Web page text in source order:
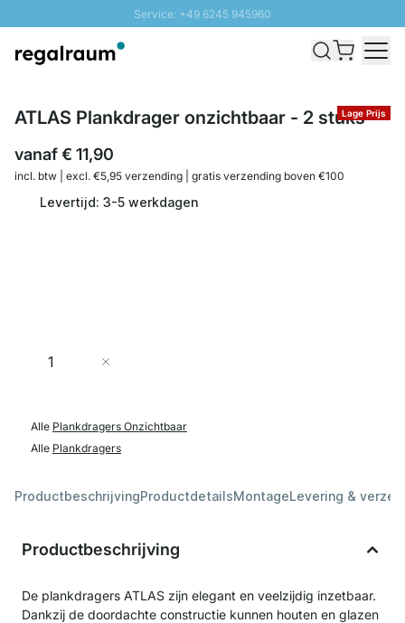
Service: +49 6245 945960
Snelle levering - Gratis verzending vanaf €100
Lage Prijs
ATLAS Plankdrager onzichtbaar - 2 stuks
vanaf€ 11,90
incl. btw | excl. €5,95 verzending | gratis verzending boven €100
Levertijd: 3-5 werkdagen
Aantal
Alle Plankdragers Onzichtbaar
Alle Plankdragers
ProductbeschrijvingProductdetailsMontageLevering &
Productbeschrijving
De plankdragers ATLAS zijn elegant en veelzijdig inzetbaar.
Dankzij de doordachte constructie kunnen houten en glazen